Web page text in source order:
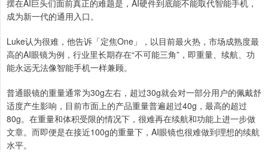
摆在AI巨头们面前真正的难题是，AI硬件到底能不能取代智能手机，
成为新一代的通用入口。
Luke认为很难，他告诉「定焦One」，以目前最火热，市场成熟度最
高的AI眼镜为例，行业里长期存在“不可能三角”，即重量、续航、功
能永远无法像智能手机一样兼顾。
普通眼镜的重量通常为30g左右，超过30g就会对一部分用户的佩戴舒
适度产生影响，目前市面上的产品重量普遍超过40g，最高的超过
80g。在重量和体积受限的情况下，很难再在续航和功能上进一步做
文章。而即便是在接近100g的重量下，AI眼镜也很难做到理想的续航
水平。